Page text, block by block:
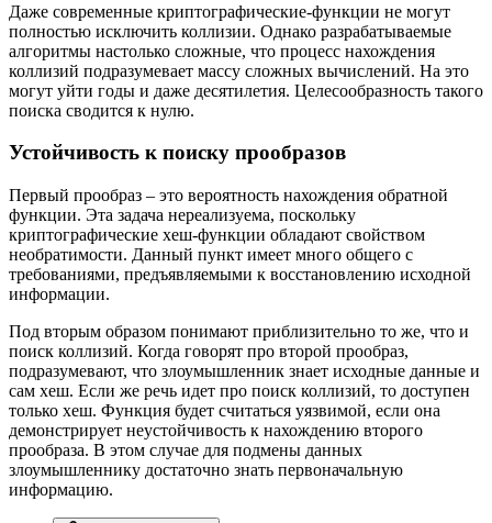
Даже современные криптографические-функции не могут
полностью исключить коллизии. Однако разрабатываемые
алгоритмы настолько сложные, что процесс нахождения
коллизий подразумевает массу сложных вычислений. На это
могут уйти годы и даже десятилетия. Целесообразность такого
поиска сводится к нулю.
Устойчивость к поиску прообразов
Первый прообраз – это вероятность нахождения обратной
функции. Эта задача нереализуема, поскольку
криптографические хеш-функции обладают свойством
необратимости. Данный пункт имеет много общего с
требованиями, предъявляемыми к восстановлению исходной
информации.
Под вторым образом понимают приблизительно то же, что и
поиск коллизий. Когда говорят про второй прообраз,
подразумевают, что злоумышленник знает исходные данные и
сам хеш. Если же речь идет про поиск коллизий, то доступен
только хеш. Функция будет считаться уязвимой, если она
демонстрирует неустойчивость к нахождению второго
прообраза. В этом случае для подмены данных
злоумышленнику достаточно знать первоначальную
информацию.